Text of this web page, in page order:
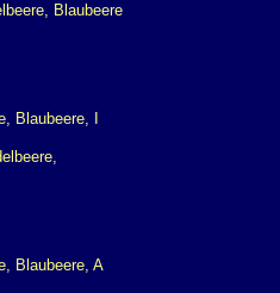
Blaubeere